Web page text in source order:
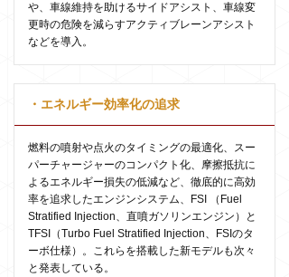
や、車線維持を助けるサイドアシスト、車線変
更時の危険を減らすアクティブレーンアシスト
などを導入。
・エネルギー効率化の追求
燃料の噴射や点火のタイミングの最適化、スー
パーチャージャーのコンパクト化、摩擦抵抗に
よるエネルギー損失の低減など、徹底的に高効
率を追求したエンジンシステム、FSI （Fuel
Stratified Injection、直噴ガソリンエンジン）と
TFSI（Turbo Fuel Stratified Injection、FSIのタ
ーボ仕様）。これらを搭載した新モデルも次々
と発表している。